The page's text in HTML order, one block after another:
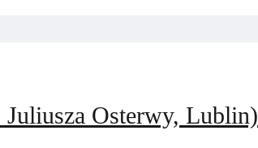
Juliusza Osterwy, Lublin)